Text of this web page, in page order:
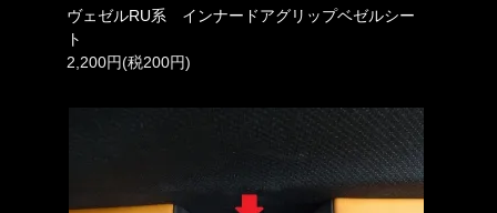
ヴェゼルRU系 インナードアグリップベゼルシー
ト
2,200円(税200円)